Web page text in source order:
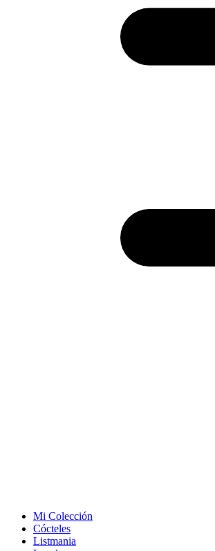
Mi Colección
Cócteles
Listmania